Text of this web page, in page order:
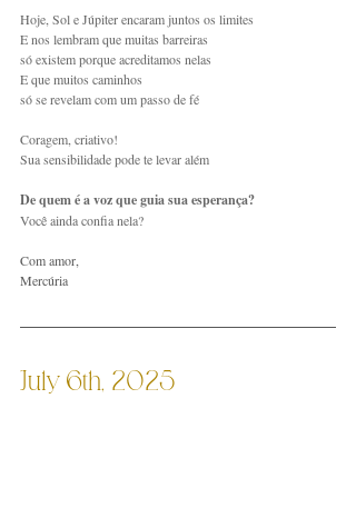
Hoje, Sol e Júpiter encaram juntos os limites
E nos lembram que muitas barreiras
só existem porque acreditamos nelas
E que muitos caminhos
só se revelam com um passo de fé
Coragem, criativo!
Sua sensibilidade pode te levar além
De quem é a voz que guia sua esperança?
Você ainda confia nela?
Com amor,
Mercúria
July 6th, 2025